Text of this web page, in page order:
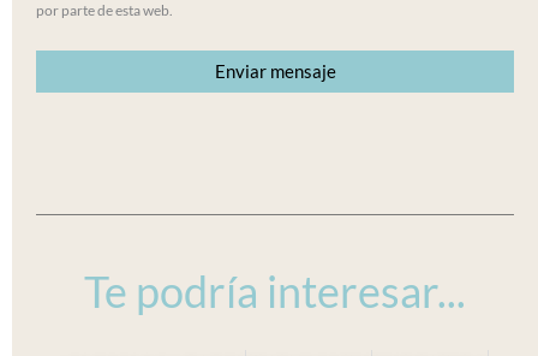
por parte de esta web.
Te podría interesar...